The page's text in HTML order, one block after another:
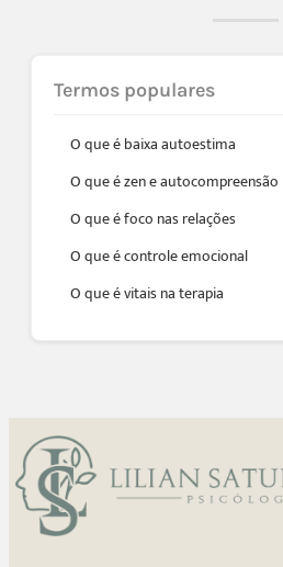
Termos populares
O que é baixa autoestima
O que é zen e autocompreensão
O que é foco nas relações
O que é controle emocional
O que é vitais na terapia